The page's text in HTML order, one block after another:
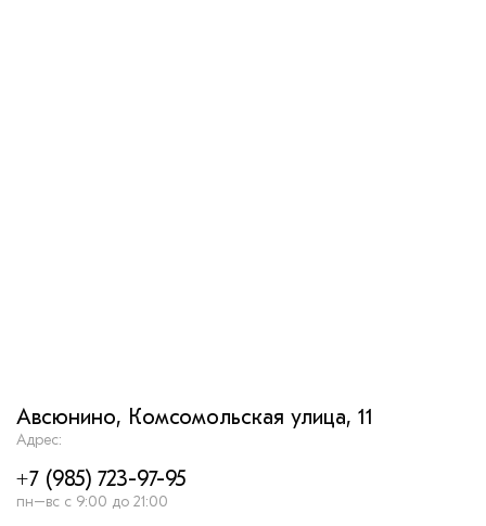
Авсюнино, Комсомольская улица, 11
Адрес:
+7 (985) 723-97-95
пн–вс с 9:00 до 21:00